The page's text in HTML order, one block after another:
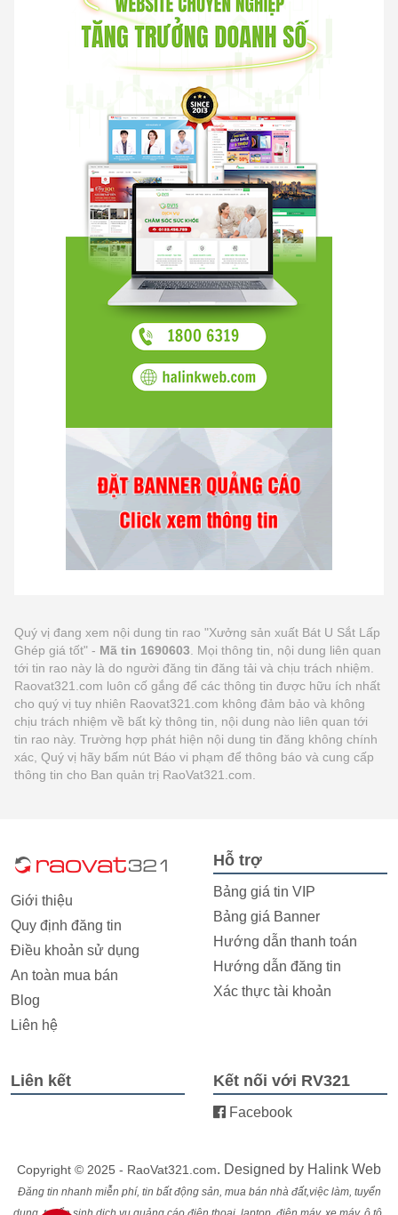
Quý vị đang xem nội dung tin rao "Xưởng sản xuất Bát U Sắt Lấp
Ghép giá tốt" - Mã tin 1690603 . Mọi thông tin, nội dung liên quan
tới tin rao này là do người đăng tin đăng tải và chịu trách nhiệm.
Raovat321.com luôn cố gắng để các thông tin được hữu ích nhất
cho quý vị tuy nhiên Raovat321.com không đảm bảo và không
chịu trách nhiệm về bất kỳ thông tin, nội dung nào liên quan tới
tin rao này. Trường hợp phát hiện nội dung tin đăng không chính
xác, Quý vị hãy bấm nút Báo vi phạm để thông báo và cung cấp
thông tin cho Ban quản trị RaoVat321.com.
Giới thiệu
Quy định đăng tin
Điều khoản sử dụng
An toàn mua bán
Blog
Liên hệ
Hỗ trợ
Bảng giá tin VIP
Bảng giá Banner
Hướng dẫn thanh toán
Hướng dẫn đăng tin
Xác thực tài khoản
Liên kết Kết nối với RV321
Facebook
Copyright © 2025 - RaoVat321.com. Designed by Halink Web
Đăng tin nhanh miễn phí, tin bất động sản, mua bán nhà đất,việc làm, tuyển